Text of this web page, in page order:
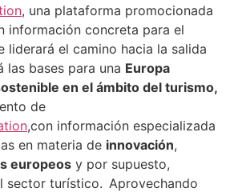
, una plataforma promocionada
información concreta para el
liderará el camino hacia la salida
las bases para una Europa
en el ámbito del turismo,
de
,con información especializada
en materia de innovación,
europeos y por supuesto,
sector turístico. Aprovechando